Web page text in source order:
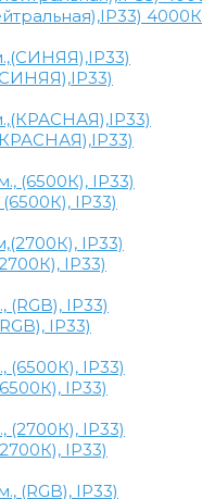
4000К
IP33)
IP33)
IP33)
IP33)
IP33)